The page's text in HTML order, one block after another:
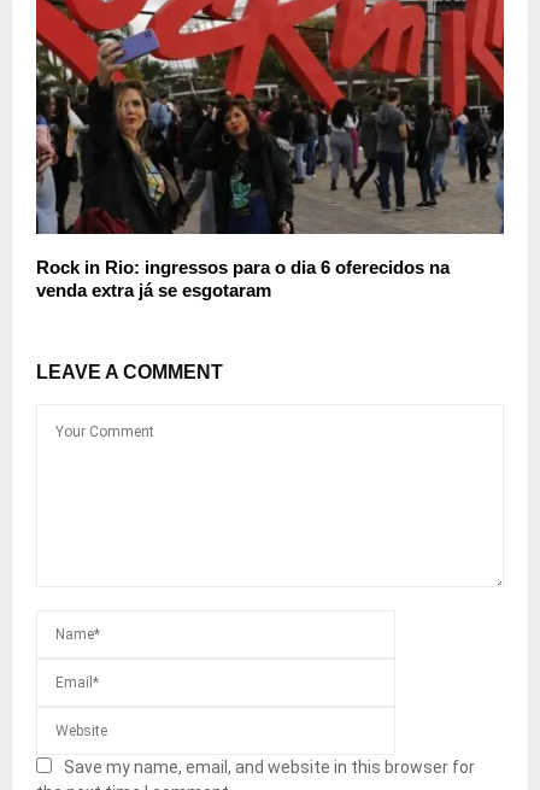
Rock in Rio: ingressos para o dia 6 oferecidos na
venda extra já se esgotaram
LEAVE A COMMENT
Save my name, email, and website in this browser for